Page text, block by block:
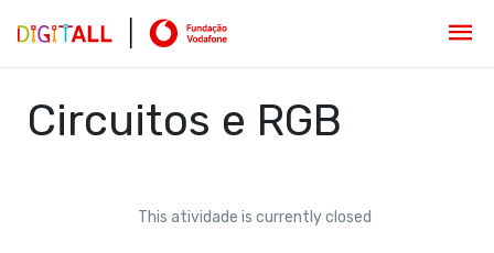
Circuitos e RGB
This atividade is currently closed